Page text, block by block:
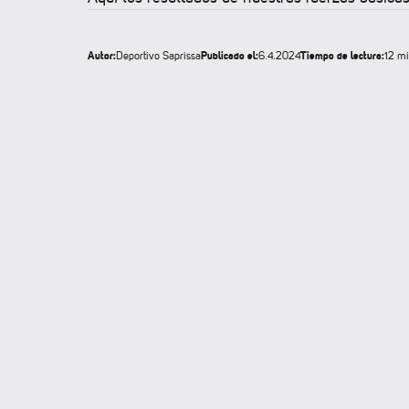
Autor:Deportivo SaprissaPublicado el:6.4.2024Tiempo de lectura:12